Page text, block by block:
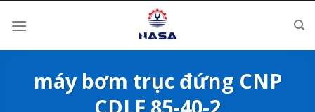
máy bơm trục đứng CNP